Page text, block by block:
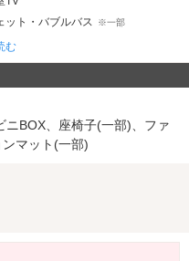
ット・バブルバス ※一部
イサウナ
充電器
む
ニBOX、座椅子(一部)、ファ
マット(一部)